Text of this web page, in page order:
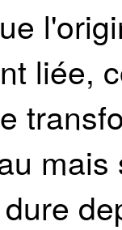
liée,